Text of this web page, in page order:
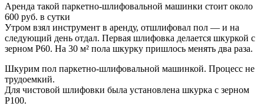
Аренда такой паркетно-шлифовальной машинки стоит около
600 руб. в сутки
Утром взял инструмент в аренду, отшлифовал пол — и на
следующий день отдал. Первая шлифовка делается шкуркой с
зерном Р60. На 30 м² пола шкурку пришлось менять два раза.
Шкурим пол паркетно-шлифовальной машинкой. Процесс не
трудоемкий.
Для чистовой шлифовки была установлена шкурка с зерном
Р100.